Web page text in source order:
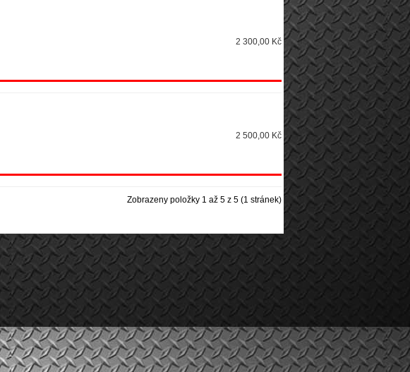
2 300,00 Kč
2 500,00 Kč
Zobrazeny položky 1 až 5 z 5 (1 stránek)